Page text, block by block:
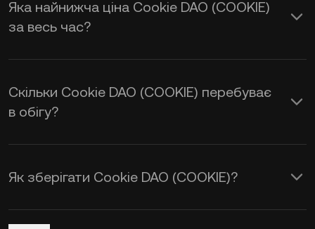
калькулятор KuCoin, щоб отримати
курс обміну
реальному часі.
Яка найнижча ціна Cookie DAO (COOKIE)
за весь час?
Скільки Cookie DAO (COOKIE) перебуває
в обігу?
Як зберігати Cookie DAO (COOKIE)?